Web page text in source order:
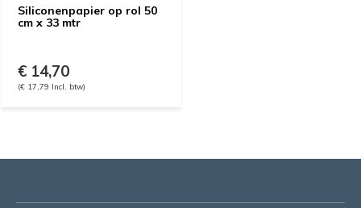
Siliconenpapier op rol 50
cm x 33 mtr
€ 14,70
(€ 17,79 Incl. btw)